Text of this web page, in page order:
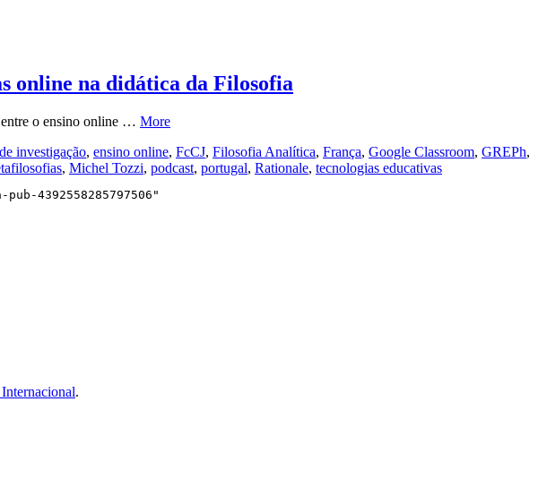
online na didática da Filosofia
entre o ensino online … More
investigação, ensino online, FcCJ, Filosofia Analítica, França, Google Classroom, GREPh,
, Michel Tozzi, podcast, portugal, Rationale, tecnologias educativas
4392558285797506"
.